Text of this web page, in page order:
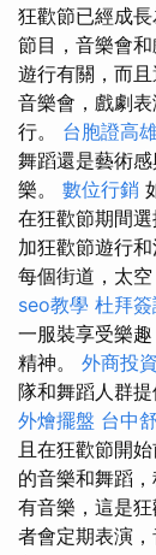
狂歡節已經成
節目，音樂會和
遊行有關，而
音樂會，戲劇
行。 台胞證高
舞蹈還是藝術
樂。 數位行銷
在狂歡節期間選
加狂歡節遊行
每個街道，太
seo教學 杜拜簽
一服裝享受樂
精神。 外商投資
隊和舞蹈人群
外燴擺盤 台中
且在狂歡節開
的音樂和舞蹈
有音樂，這是
者會定期表演